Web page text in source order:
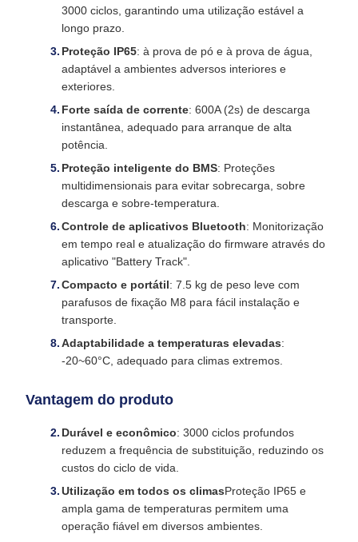
3000 ciclos, garantindo uma utilização estável a
longo prazo.
Proteção IP65: à prova de pó e à prova de água,
adaptável a ambientes adversos interiores e
exteriores.
Forte saída de corrente: 600A (2s) de descarga
instantânea, adequado para arranque de alta
potência.
Proteção inteligente do BMS: Proteções
multidimensionais para evitar sobrecarga, sobre
descarga e sobre-temperatura.
Controle de aplicativos Bluetooth: Monitorização
em tempo real e atualização do firmware através do
aplicativo "Battery Track".
Compacto e portátil: 7.5 kg de peso leve com
parafusos de fixação M8 para fácil instalação e
transporte.
Adaptabilidade a temperaturas elevadas:
-20~60°C, adequado para climas extremos.
Vantagem do produto
Durável e econômico: 3000 ciclos profundos
reduzem a frequência de substituição, reduzindo os
custos do ciclo de vida.
Utilização em todos os climasProteção IP65 e
ampla gama de temperaturas permitem uma
operação fiável em diversos ambientes.